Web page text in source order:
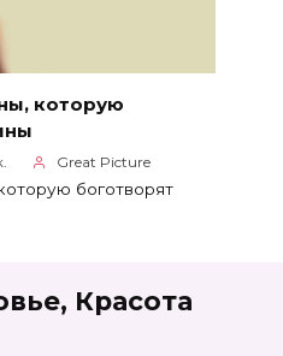
которую
Great Picture
боготворят
Красота